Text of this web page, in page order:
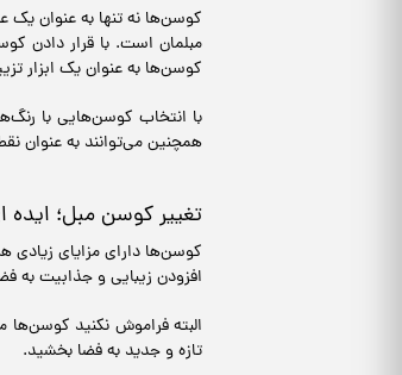
کوسن‌ها نه تنها به عنوان یک
مبلمان است. با قرار دادن
کوسن‌ها به عنوان یک ابزار
با انتخاب کوسن‌هایی با
همچنین می‌توانند به عنوان
تغییر کوسن مبل؛
کوسن‌ها دارای مزایای زیادی
افزودن زیبایی و جذابیت به
البته فراموش نکنید کوسن‌ها
تازه و جدید به فضا بخشید.